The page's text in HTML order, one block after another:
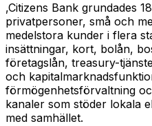
,Citizens Bank grundades
privatpersoner, små och
medelstora kunder i flera
insättningar, kort, bolån,
företagslån, treasury-
och
förmögenhetsförvaltning
kanaler som stöder lokala
med samhället.